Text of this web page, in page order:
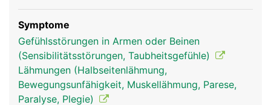
Symptome
Gefühlsstörungen in Armen oder Beinen
(Sensibilitätsstörungen, Taubheitsgefühle)
Lähmungen (Halbseitenlähmung,
Bewegungsunfähigkeit, Muskellähmung, Parese,
Paralyse, Plegie)